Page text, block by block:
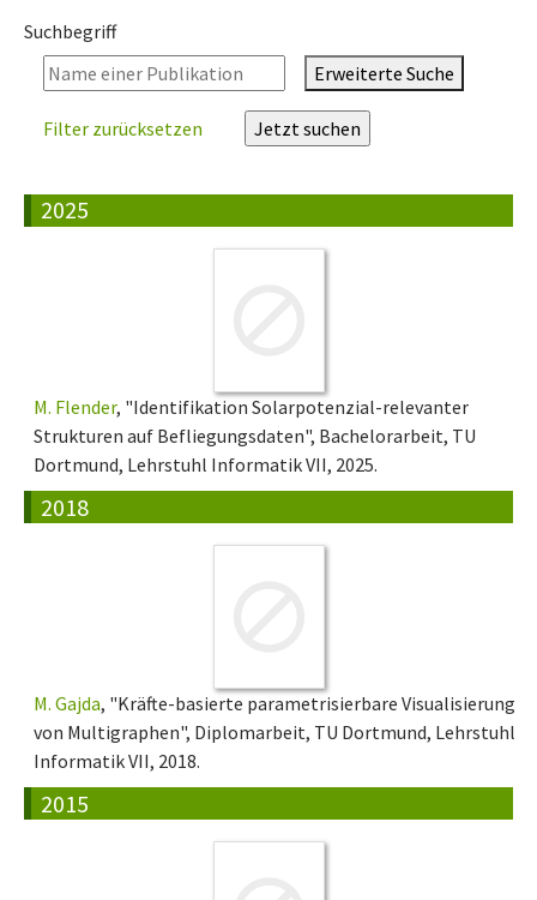
Suchbegriff
Erweiterte Suche
Filter zurücksetzen
2025
M. Flender, "Identifikation Solarpotenzial-relevanter
Strukturen auf Befliegungsdaten", Bachelorarbeit, TU
Dortmund, Lehrstuhl Informatik VII, 2025.
2018
M. Gajda, "Kräfte-basierte parametrisierbare Visualisierung
von Multigraphen", Diplomarbeit, TU Dortmund, Lehrstuhl
Informatik VII, 2018.
2015